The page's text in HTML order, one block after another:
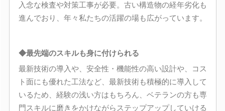
入念な検査や対策工事が必要。古い構造物の経年劣化も
進んでおり、年々私たちの活躍の場も広がっています。
◆最先端のスキルも身に付けられる
最新技術の導入や、安全性・機能性の高い設計や、コス
ト面にも優れた工法など、最新技術も積極的に導入して
いるため、経験の浅い方はもちろん、ベテランの方も専
門スキルに磨きをかけながらステップアップしていける